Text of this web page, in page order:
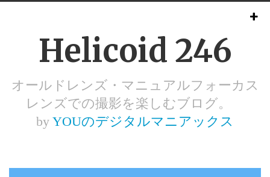
Helicoid 246
オールドレンズ・マニュアルフォーカス
レンズでの撮影を楽しむブログ。
by YOUのデジタルマニアックス